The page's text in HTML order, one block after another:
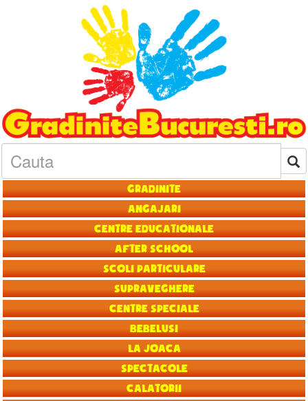
Gradinite
Angajari
Centre educationale
After School
Scoli particulare
Supraveghere
Centre speciale
Bebelusi
La joaca
Spectacole
Calatorii